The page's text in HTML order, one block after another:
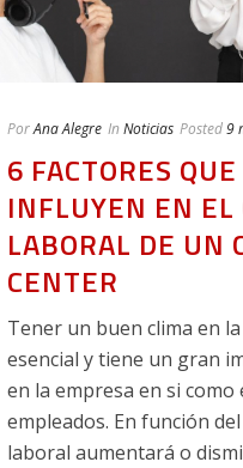
PorAna Alegre In Noticias Posted9
6 FACTORES QUE
INFLUYEN EN
LABORAL DE UN
CENTER
Tener un buen clima en
esencial y tiene un gran
en la empresa en si como
empleados. En función
laboral aumentará o